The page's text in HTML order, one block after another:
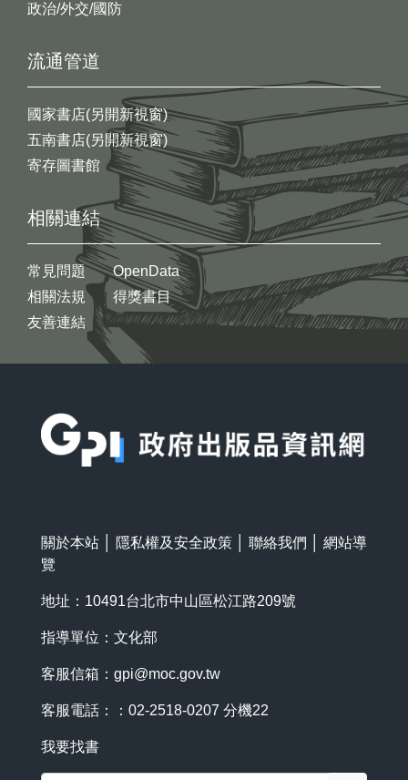
政治/外交/國防
流通管道
國家書店(另開新視窗)
五南書店(另開新視窗)
寄存圖書館
相關連結
常見問題
相關法規
友善連結
OpenData
得獎書目
關於本站 隱私權及安全政策 聯絡我們
網站導
覽
地址：10491台北市中山區松江路209號
指導單位：文化部
客服信箱： gpi@moc.gov.tw
客服電話：：02-2518-0207 分機22
我要找書